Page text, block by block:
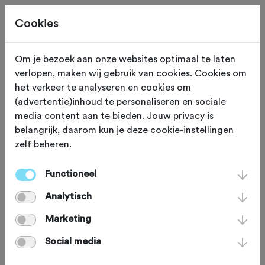
KASSEI HELLING Oudenaarde
Koppenberg
Geliefd en gehaat, dat is de
Koppenberg. De ‘bult van Melden’ is
bijna 80 meter hoog en ligt bezaait met
de slechtste kasseien in de Vlaamse
Ardennen. Toerend tussen de
Cookies
Om je bezoek aan onze websites optimaal te laten
verlopen, maken wij gebruik van cookies. Cookies om
het verkeer te analyseren en cookies om
(advertentie)inhoud te personaliseren en sociale
media content aan te bieden. Jouw privacy is
belangrijk, daarom kun je deze cookie-instellingen
zelf beheren.
Functioneel
Analytisch
Marketing
Social media